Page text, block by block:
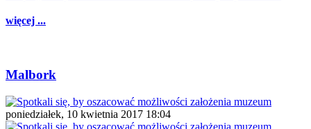
więcej ...
Malbork
poniedziałek, 10 kwietnia 2017 18:04